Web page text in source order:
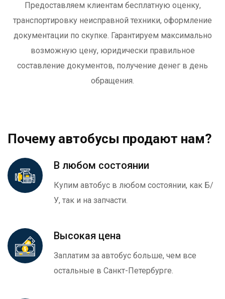
Предоставляем клиентам бесплатную оценку,
транспортировку неисправной техники, оформление
документации по скупке. Гарантируем максимально
возможную цену, юридически правильное
составление документов, получение денег в день
обращения.
Почему автобусы продают нам?
В любом состоянии
Купим автобус в любом состоянии, как Б/
У, так и на запчасти.
Высокая цена
Заплатим за автобус больше, чем все
остальные в Санкт-Петербурге.